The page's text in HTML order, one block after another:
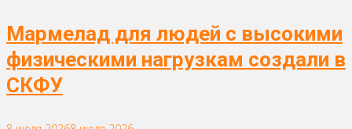
Мармелад для людей с высокими
физическими нагрузкам создали в
СКФУ